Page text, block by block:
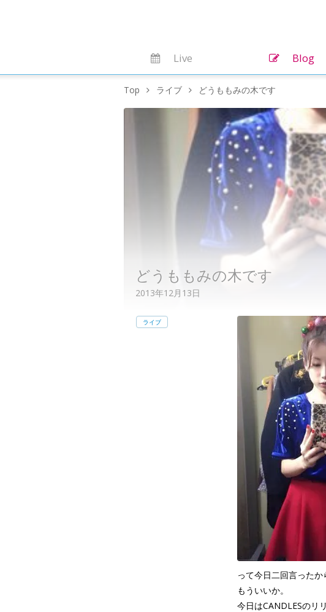
Live Blog
Top ライブ どうももみの木です
どうももみの木です
2013年12月13日
ライブ
って今日二回言った
もういいか。
今日はCANDLESのリ